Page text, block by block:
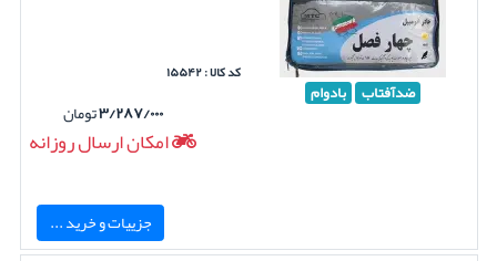
ضدآفتاب بادوام
کد کالا : ۱۵۵۴۲
۳/۲۸۷/۰۰۰تومان
امکان ارسال روزانه
جزییات و خرید ...